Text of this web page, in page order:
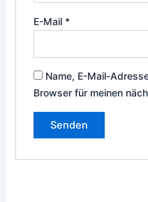
E-Mail *
Name, E-Mail-
Browser für meinen